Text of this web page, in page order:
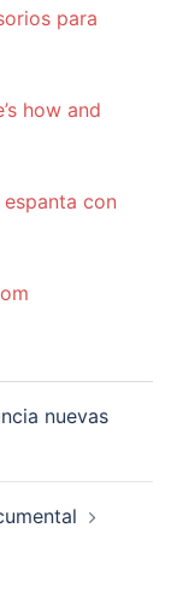
para
how and
con
nuevas